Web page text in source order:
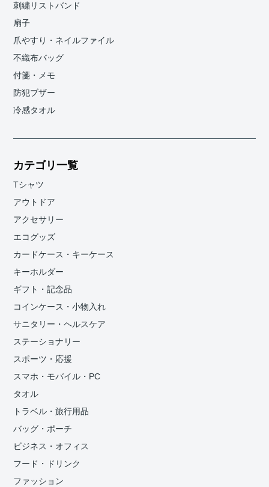
刺繍リストバンド
扇子
爪やすり・ネイルファイル
不織布バッグ
付箋・メモ
防犯ブザー
冷感タオル
カテゴリ一覧
Tシャツ
アウトドア
アクセサリー
エコグッズ
カードケース・キーケース
キーホルダー
ギフト・記念品
コインケース・小物入れ
サニタリー・ヘルスケア
ステーショナリー
スポーツ・応援
スマホ・モバイル・PC
タオル
トラベル・旅行用品
バッグ・ポーチ
ビジネス・オフィス
フード・ドリンク
ファッション